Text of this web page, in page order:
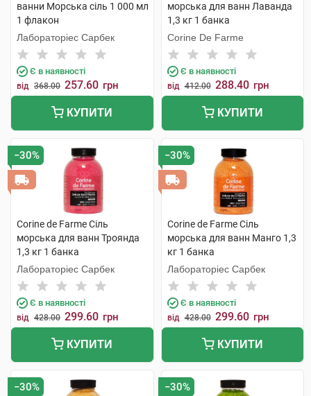
ванни Морська сіль 1 000 мл
1 флакон
Лабораторіес Сарбек
Є в наявності
від 368.00 257.60 грн
КУПИТИ
морська для ванн Лаванда
1,3 кг 1 банка
Corine De Farme
Є в наявності
від 412.00 288.40 грн
КУПИТИ
−30%
Corine de Farme Сіль
морська для ванн Троянда
1,3 кг 1 банка
Лабораторіес Сарбек
Є в наявності
від 428.00 299.60 грн
КУПИТИ
−30%
Corine de Farme Сіль
морська для ванн Манго 1,3
кг 1 банка
Лабораторіес Сарбек
Є в наявності
від 428.00 299.60 грн
КУПИТИ
−30% −30%